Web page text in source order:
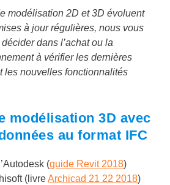
modélisation 2D et 3D évoluent
à jour régulières, nous vous
dans l’achat ou la
à vérifier les dernières
les nouvelles fonctionnalités
modélisation 3D avec
au format IFC
(guide Revit 2018)
(livreArchicad 21 22 2018)